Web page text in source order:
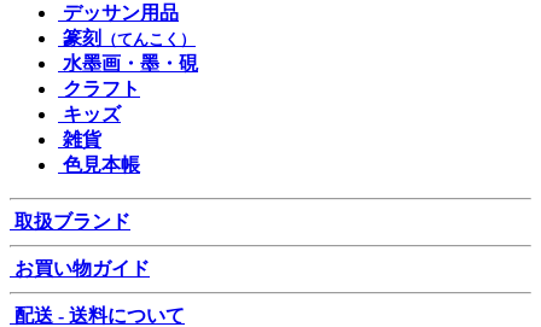
デッサン用品
篆刻
（てんこく）
水墨画・墨・硯
クラフト
キッズ
雑貨
色見本帳
取扱ブランド
お買い物ガイド
配送 - 送料について